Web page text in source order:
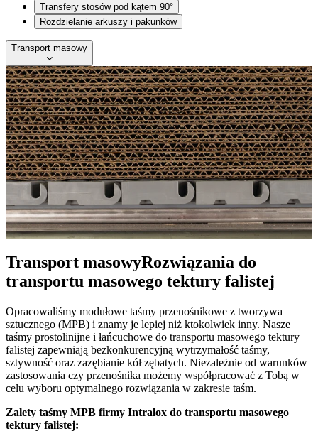
Transfery stosów pod kątem 90°
Rozdzielanie arkuszy i pakunków
Transport masowy
Transport masowyRozwiązania do
transportu masowego tektury falistej
Opracowaliśmy modułowe taśmy przenośnikowe z tworzywa
sztucznego (MPB) i znamy je lepiej niż ktokolwiek inny. Nasze
taśmy prostolinijne i łańcuchowe do transportu masowego tektury
falistej zapewniają bezkonkurencyjną wytrzymałość taśmy,
sztywność oraz zazębianie kół zębatych. Niezależnie od warunków
zastosowania czy przenośnika możemy współpracować z Tobą w
celu wyboru optymalnego rozwiązania w zakresie taśm.
Zalety taśmy MPB firmy Intralox do transportu masowego
tektury falistej: